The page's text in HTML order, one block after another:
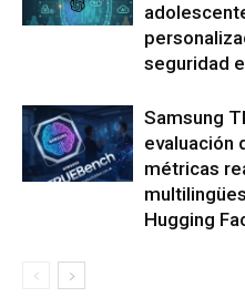
seguridad
Samsung
evaluación
métricas
Hugging